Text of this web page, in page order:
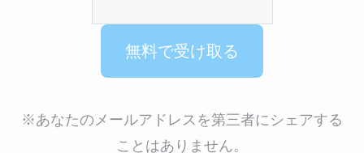
※あなたのメールアドレスを第三者にシェアする
ことはありません。